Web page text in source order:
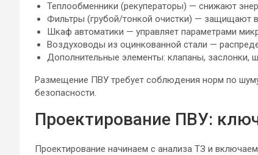
Теплообменники (рекуператоры) — снижают
Фильтры (грубой/тонкой очистки) — защищают
Шкаф автоматики — управляет параметрами
Воздуховоды из оцинкованной стали —
Дополнительные элементы: клапаны, заслонки,
Размещение ПВУ требует соблюдения норм по
безопасности.
Проектирование ПВУ:
Проектирование начинаем с анализа ТЗ и